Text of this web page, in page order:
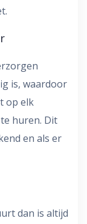
is, waardoor
op elk
huren. Dit
en als er
dan is altijd